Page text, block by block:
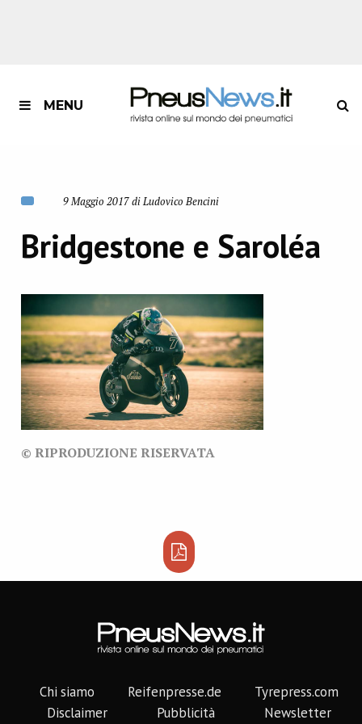
MENU
9 Maggio 2017 di Ludovico Bencini
Bridgestone e Saroléa
© RIPRODUZIONE RISERVATA
Chi siamo Reifenpresse.de
Tyrepress.com
Disclaimer
Pubblicità Newsletter